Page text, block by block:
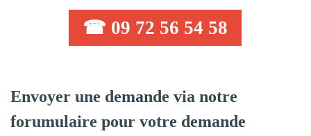
☎ 09 72 56 54 58
Envoyer une demande via notre
forumulaire pour votre demande